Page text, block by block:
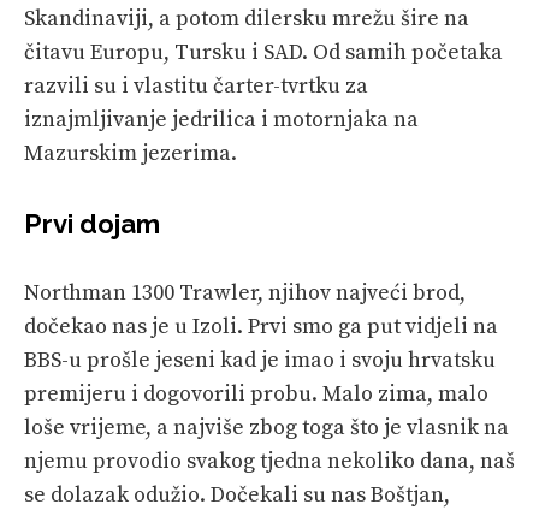
Skandinaviji, a potom dilersku mrežu šire na
čitavu Europu, Tursku i SAD. Od samih početaka
razvili su i vlastitu čarter-tvrtku za
iznajmljivanje jedrilica i motornjaka na
Mazurskim jezerima.
Prvi dojam
Northman 1300 Trawler, njihov najveći brod,
dočekao nas je u Izoli. Prvi smo ga put vidjeli na
BBS-u prošle jeseni kad je imao i svoju hrvatsku
premijeru i dogovorili probu. Malo zima, malo
loše vrijeme, a najviše zbog toga što je vlasnik na
njemu provodio svakog tjedna nekoliko dana, naš
se dolazak odužio. Dočekali su nas Boštjan,